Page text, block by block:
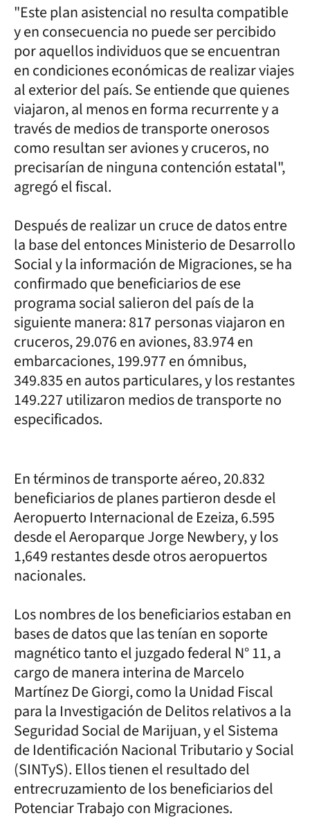
"Este plan asistencial no resulta compatible
y en consecuencia no puede ser percibido
por aquellos individuos que se encuentran
en condiciones económicas de realizar viajes
al exterior del país. Se entiende que quienes
viajaron, al menos en forma recurrente y a
través de medios de transporte onerosos
como resultan ser aviones y cruceros, no
precisarían de ninguna contención estatal",
agregó el fiscal.
Después de realizar un cruce de datos entre
la base del entonces Ministerio de Desarrollo
Social y la información de Migraciones, se ha
confirmado que beneficiarios de ese
programa social salieron del país de la
siguiente manera: 817 personas viajaron en
cruceros, 29.076 en aviones, 83.974 en
embarcaciones, 199.977 en ómnibus,
349.835 en autos particulares, y los restantes
149.227 utilizaron medios de transporte no
especificados.
En términos de transporte aéreo, 20.832
beneficiarios de planes partieron desde el
Aeropuerto Internacional de Ezeiza, 6.595
desde el Aeroparque Jorge Newbery, y los
1,649 restantes desde otros aeropuertos
nacionales.
Los nombres de los beneficiarios estaban en
bases de datos que las tenían en soporte
magnético tanto el juzgado federal N° 11, a
cargo de manera interina de Marcelo
Martínez De Giorgi, como la Unidad Fiscal
para la Investigación de Delitos relativos a la
Seguridad Social de Marijuan, y el Sistema
de Identificación Nacional Tributario y Social
(SINTyS). Ellos tienen el resultado del
entrecruzamiento de los beneficiarios del
Potenciar Trabajo con Migraciones.